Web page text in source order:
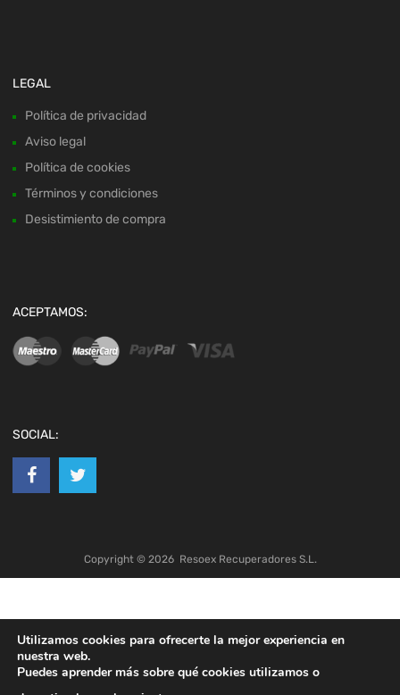
LEGAL
Política de privacidad
Aviso legal
Política de cookies
Términos y condiciones
Desistimiento de compra
ACEPTAMOS:
SOCIAL:
Copyright © 2026 Resoex Recuperadores S.L.
Utilizamos cookies para ofrecerte la mejor experiencia en
nuestra web.
Puedes aprender más sobre qué cookies utilizamos o